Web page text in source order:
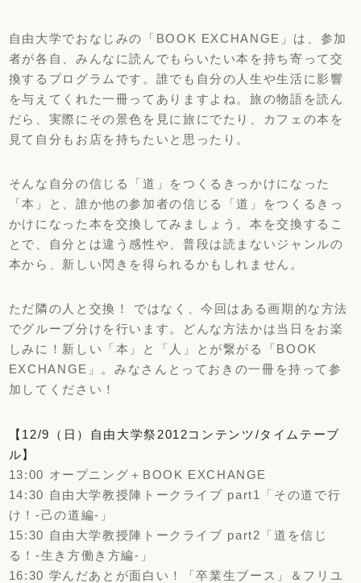
自由大学でおなじみの「BOOK EXCHANGE」は、参加
者が各自、みんなに読んでもらいたい本を持ち寄って交
換するプログラムです。誰でも自分の人生や生活に影響
を与えてくれた一冊ってありますよね。旅の物語を読ん
だら、実際にその景色を見に旅にでたり、カフェの本を
見て自分もお店を持ちたいと思ったり。
そんな自分の信じる「道」をつくるきっかけになった
「本」と、誰か他の参加者の信じる「道」をつくるきっ
かけになった本を交換してみましょう。本を交換するこ
とで、自分とは違う感性や、普段は読まないジャンルの
本から、新しい閃きを得られるかもしれません。
ただ隣の人と交換！ ではなく、今回はある画期的な方法
でグループ分けを行います。どんな方法かは当日をお楽
しみに！新しい「本」と「人」とが繋がる「BOOK
EXCHANGE」。みなさんとっておきの一冊を持って参
加してください！
【12/9（日）自由大学祭2012コンテンツ/タイムテーブ
ル】
13:00 オープニング＋BOOK EXCHANGE
14:30 自由大学教授陣トークライブ part1「その道で行
け！-己の道編-」
15:30 自由大学教授陣トークライブ part2「道を信じ
る！-生き方働き方編-」
16:30 学んだあとが面白い！「卒業生ブース」＆フリユ